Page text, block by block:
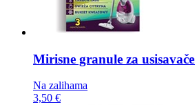
Mirisne granule za usisavače
Na zalihama
3,50 €